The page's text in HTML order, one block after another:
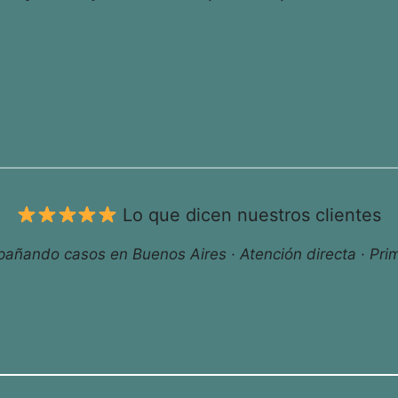
Lo que dicen nuestros clientes
casos en Buenos Aires · Atención directa ·